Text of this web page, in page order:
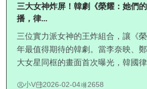
三大女神炸屏！韓劇《榮耀：她們
播，律...
三位實力派女神的王炸組合，讓《
年最值得期待的韓劇。當李奈映、
大女星同框的畫面首次曝光，韓國
小V 2026-02-04 2658